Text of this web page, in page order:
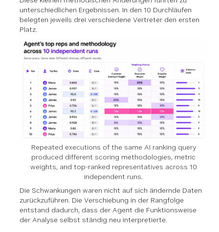
unterschiedlichen Ergebnissen. In den 10 Durchläufen
belegten jeweils drei verschiedene Vertreter den ersten
Platz.
Repeated executions of the same AI ranking query
produced different scoring methodologies, metric
weights, and top-ranked representatives across 10
independent runs.
Die Schwankungen waren nicht auf sich ändernde Daten
zurückzuführen. Die Verschiebung in der Rangfolge
entstand dadurch, dass der Agent die Funktionsweise
der Analyse selbst ständig neu interpretierte.